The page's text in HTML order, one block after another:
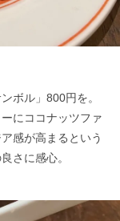
ボル」800円を。
にココナッツファ
感が高まるという
さに感心。